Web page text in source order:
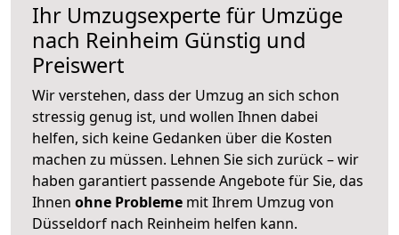
Ihr Umzugsexperte für Umzüge
nach Reinheim Günstig und
Preiswert
Wir verstehen, dass der Umzug an sich schon
stressig genug ist, und wollen Ihnen dabei
helfen, sich keine Gedanken über die Kosten
machen zu müssen. Lehnen Sie sich zurück – wir
haben garantiert passende Angebote für Sie, das
Ihnen ohne Probleme mit Ihrem Umzug von
Düsseldorf nach Reinheim helfen kann.